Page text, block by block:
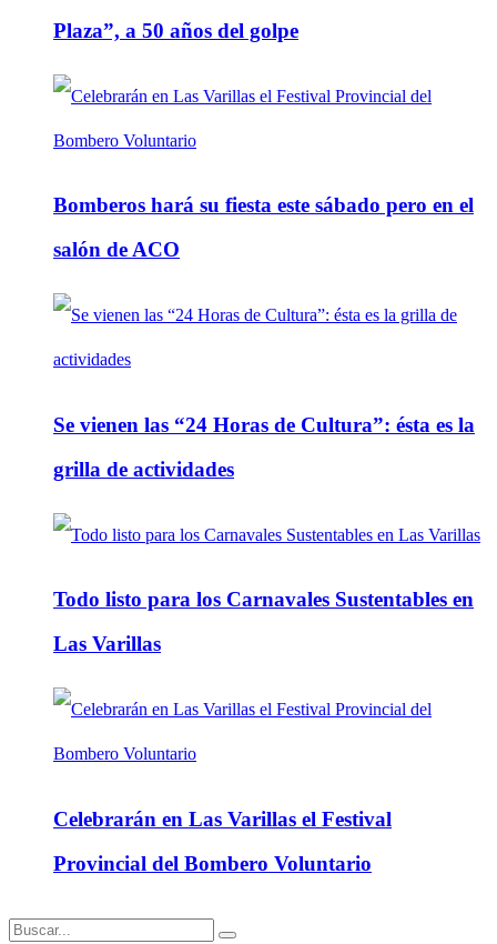
Plaza”, a 50 años del golpe
Bomberos hará su fiesta este sábado pero en el
salón de ACO
Se vienen las “24 Horas de Cultura”: ésta es la
grilla de actividades
Todo listo para los Carnavales Sustentables en
Las Varillas
Celebrarán en Las Varillas el Festival
Provincial del Bombero Voluntario